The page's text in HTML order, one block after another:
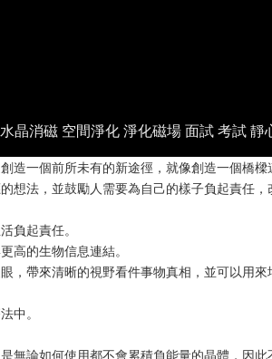
晶消磁 空間淨化 淨化磁場 面試 考試 靜
造一個前所未有的新途徑，就像創造一個橋樑
想法，並鼓勵人需要為自己的樣子負起責任
負起責任。
高的生物信息連結。
，帶來清晰的視野看件事物真相，並可以用
中。
無論如何使用都不會累積負能量的晶體，因